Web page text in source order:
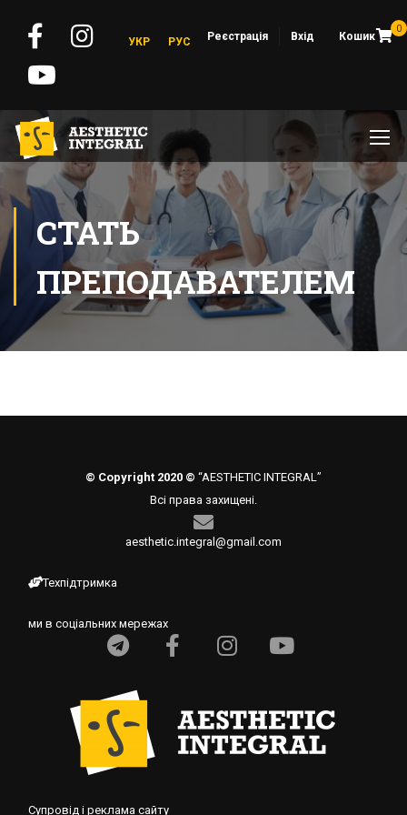
0
Реєстрація Вхід Кошик
УКР РУС
СТАТЬ
ПРЕПОДАВАТЕЛЕМ
© Copyright 2020 © “AESTHETIC INTEGRAL”
Всі права захищені.
aesthetic.integral@gmail.com
Техпідтримка
ми в соціальних мережах
Супровід і реклама сайту